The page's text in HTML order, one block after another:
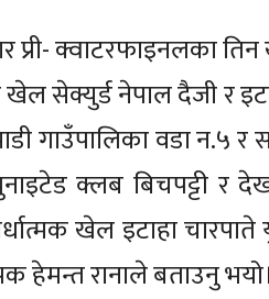
प्री- क्वाटरफाइनलका
सेक्युर्ड नेपाल दैजी र
गाउँपालिका वडा न.५
क्लब बिचपट्टी र
खेल इटाहा
हेमन्त रानाले बताउनु भयो।